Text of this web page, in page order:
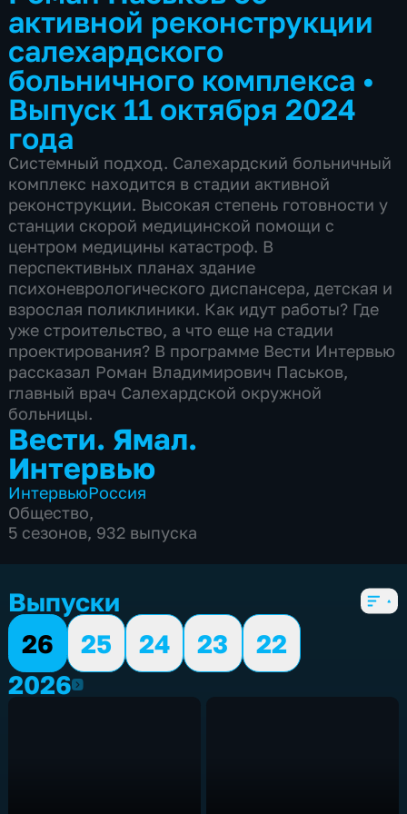
активной реконструкции
салехардского
больничного комплекса •
Выпуск 11 октября 2024
года
Системный подход. Салехардский больничный
комплекс находится в стадии активной
реконструкции. Высокая степень готовности у
станции скорой медицинской помощи с
центром медицины катастроф. В
перспективных планах здание
психоневрологического диспансера, детская и
взрослая поликлиники. Как идут работы? Где
уже строительство, а что еще на стадии
проектирования? В программе Вести Интервью
рассказал Роман Владимирович Паськов,
главный врач Салехардской окружной
больницы.
Вести. Ямал.
Интервью
ИнтервьюРоссия
Общество,
5 сезонов, 932 выпуска
Выпуски
26
25 24 23
22
20262026